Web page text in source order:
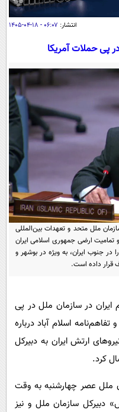
ها
انتشار: ۰۶:۰۷ - ۱۸-۰۴-۱۴۰۵
پی حملات آمریکا
ملل متحد و تعهدات بین‌المللی
ارضی جمهوری اسلامی ایران
در جنوب ایران، به ویژه در بوشهر و
قرار داده است.
ایران در سازمان ملل در پی
اسلام آباد درباره
ارتش ایران به دبیرکل
کرد.
ملل عصر چهارشنبه به وقت
دبیرکل سازمان ملل و نیز